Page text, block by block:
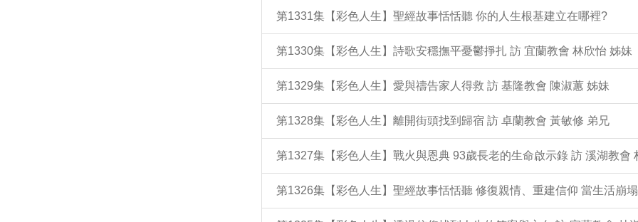
第1331集【彩色人生】聖經故事恬恬聽 你的人生根基建立在哪裡?
第1330集【彩色人生】詩歌安穩撫平憂鬱掙扎 訪 宜蘭教會 林欣怡 姊妹
第1329集【彩色人生】愛與禱告家人得救 訪 基隆教會 陳淑蕙 姊妹
第1328集【彩色人生】離開街頭找到歸宿 訪 卓蘭教會 黃敏修 弟兄
第1327集【彩色人生】戰火與恩典 93歲長老的生命啟示錄 訪 溪湖教會
第1326集【彩色人生】聖經故事恬恬聽 修復親情、重建信仰 當生活崩